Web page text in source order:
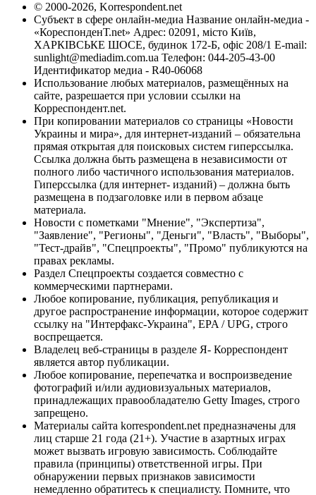
© 2000-2026, Korrespondent.net
Субъект в сфере онлайн-медиа Название онлайн-медиа -
«КореспонденТ.net» Адрес: 02091, місто Київ,
ХАРКІВСЬКЕ ШОСЕ, будинок 172-Б, офіс 208/1 E-mail:
sunlight@mediadim.com.ua Телефон: 044-205-43-00
Идентификатор медиа - R40-06068
Использование любых материалов, размещённых на
сайте, разрешается при условии ссылки на
Корреспондент.net.
При копировании материалов со страницы «Новости
Украины и мира», для интернет-изданий – обязательна
прямая открытая для поисковых систем гиперссылка.
Ссылка должна быть размещена в независимости от
полного либо частичного использования материалов.
Гиперссылка (для интернет- изданий) – должна быть
размещена в подзаголовке или в первом абзаце
материала.
Новости с пометками "Мнение", "Экспертиза",
"Заявление", "Регионы", "Деньги", "Власть", "Выборы",
"Тест-драйв", "Спецпроекты", "Промо" публикуются на
правах рекламы.
Раздел Спецпроекты создается совместно с
коммерческими партнерами.
Любое копирование, публикация, републикация и
другое распространение информации, которое содержит
ссылку на "Интерфакс-Украина", EPA / UPG, строго
воспрещается.
Владелец веб-страницы в разделе Я- Корреспондент
является автор публикации.
Любое копирование, перепечатка и воспроизведение
фотографий и/или аудиовизуальных материалов,
принадлежащих правообладателю Getty Images, строго
запрещено.
Материалы сайта korrespondent.net предназначены для
лиц старше 21 года (21+). Участие в азартных играх
может вызвать игровую зависимость. Соблюдайте
правила (принципы) ответственной игры. При
обнаружении первых признаков зависимости
немедленно обратитесь к специалисту. Помните, что